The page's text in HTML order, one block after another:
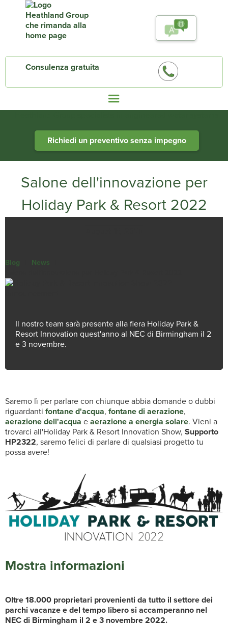
Consulenza gratuita
Richiedi un preventivo senza impegno
Salone dell'innovazione per
Holiday Park & Resort 2022
Blog News
Il nostro team sarà presente alla fiera Holiday Park &
Resort Innovation quest'anno al NEC di Birmingham il 2
e 3 novembre.
Saremo lì per parlare con chiunque abbia domande o dubbi
riguardanti fontane d'acqua, fontane di aerazione,
aerazione dell'acqua eaerazione a energia solare. Vieni a
trovarci all'Holiday Park & Resort Innovation Show, Supporto
HP2322, saremo felici di parlare di qualsiasi progetto tu
possa avere!
Mostra informazioni
Oltre 18.000 proprietari provenienti da tutto il settore dei
parchi vacanze e del tempo libero si accamperanno nel
NEC di Birmingham il 2 e 3 novembre 2022.